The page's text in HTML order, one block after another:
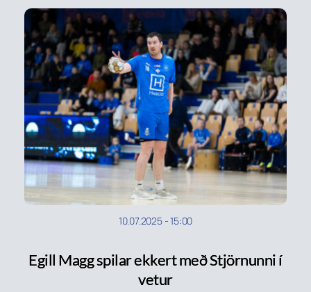
10.07.2025-15:00
Egill Magg spilar ekkert með Stjörnunni í
vetur